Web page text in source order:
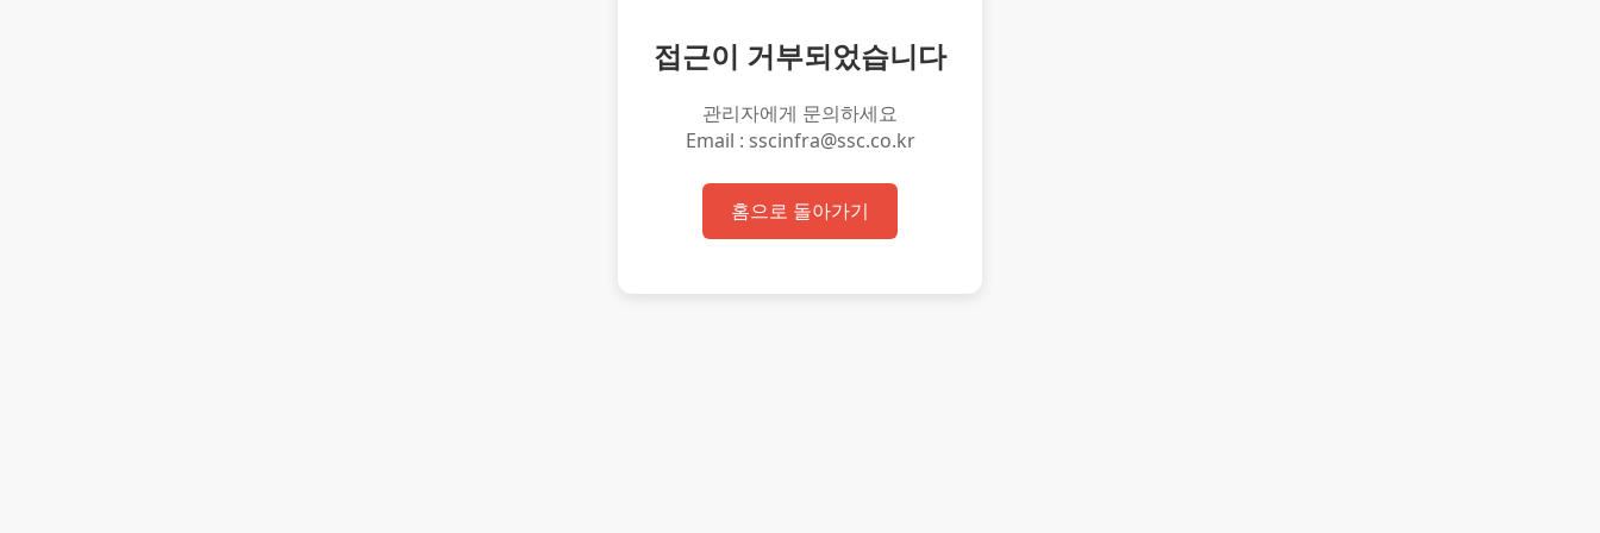
접근이 거부되었습니다
관리자에게 문의하세요
Email : sscinfra@ssc.co.kr
홈으로 돌아가기